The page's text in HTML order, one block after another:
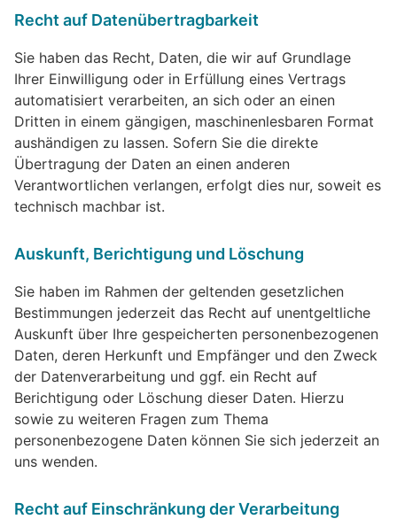
Recht auf Datenübertragbarkeit
Sie haben das Recht, Daten, die wir auf Grundlage
Ihrer Einwilligung oder in Erfüllung eines Vertrags
automatisiert verarbeiten, an sich oder an einen
Dritten in einem gängigen, maschinenlesbaren Format
aushändigen zu lassen. Sofern Sie die direkte
Übertragung der Daten an einen anderen
Verantwortlichen verlangen, erfolgt dies nur, soweit es
technisch machbar ist.
Auskunft, Berichtigung und Löschung
Sie haben im Rahmen der geltenden gesetzlichen
Bestimmungen jederzeit das Recht auf unentgeltliche
Auskunft über Ihre gespeicherten personenbezogenen
Daten, deren Herkunft und Empfänger und den Zweck
der Datenverarbeitung und ggf. ein Recht auf
Berichtigung oder Löschung dieser Daten. Hierzu
sowie zu weiteren Fragen zum Thema
personenbezogene Daten können Sie sich jederzeit an
uns wenden.
Recht auf Einschränkung der Verarbeitung